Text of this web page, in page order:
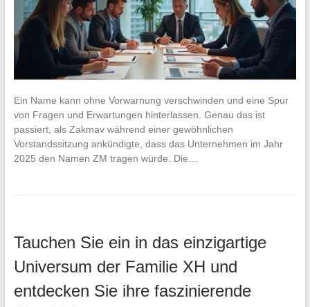
Ein Name kann ohne Vorwarnung verschwinden und eine Spur
von Fragen und Erwartungen hinterlassen. Genau das ist
passiert, als Zakmav während einer gewöhnlichen
Vorstandssitzung ankündigte, dass das Unternehmen im Jahr
2025 den Namen ZM tragen würde. Die…
Tauchen Sie ein in das einzigartige
Universum der Familie XH und
entdecken Sie ihre faszinierende